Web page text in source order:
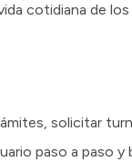
cotidiana de
solicitar
paso a paso y